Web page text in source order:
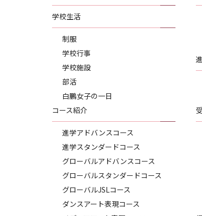
学校生活
制服
学校行事
学校施設
部活
白鵬女子の一日
コース紹介
進学アドバンスコース
進学スタンダードコース
グローバルアドバンスコース
グローバルスタンダードコース
グローバルJSLコース
ダンスアート表現コース